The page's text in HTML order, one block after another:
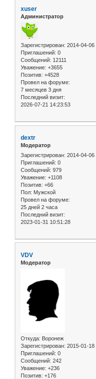
xuser
Администратор
Зарегистрирован: 2014-04-06
Приглашений: 0
Сообщений: 12111
Уважение: +3655
Позитив: +4528
Провел на форуме:
7 месяцев 3 дня
Последний визит:
2026-07-21 14:23:53
dextr
Модератор
Зарегистрирован: 2014-04-06
Приглашений: 0
Сообщений: 979
Уважение: +1108
Позитив: +66
Пол: Мужской
Провел на форуме:
25 дней 2 часа
Последний визит:
2023-01-31 10:51:28
VDV
Модератор
Откуда: Воронеж
Зарегистрирован: 2015-01-18
Приглашений: 0
Сообщений: 242
Уважение: +236
Позитив: +176